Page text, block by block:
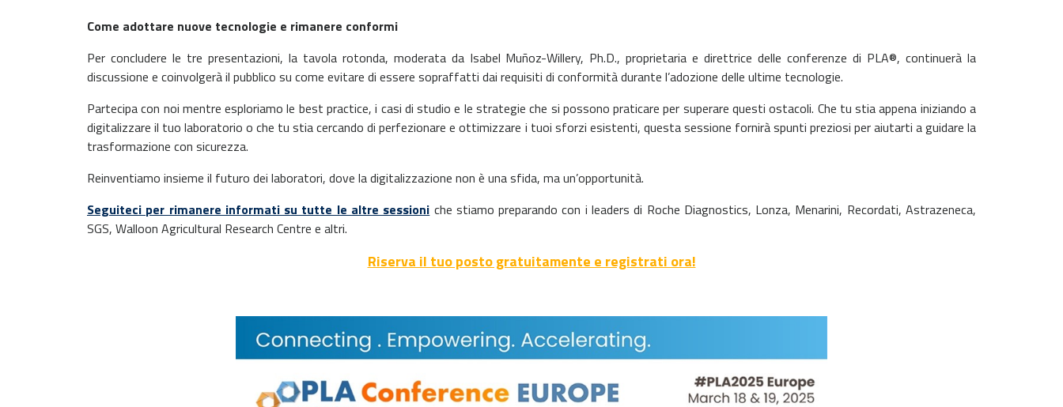
Come adottare nuove tecnologie e rimanere conformi
Per concludere le tre presentazioni, la tavola rotonda, moderata da Isabel Muñoz-Willery, Ph.D., proprietaria e direttrice delle conferenze di PLA®, continuerà la
discussione e coinvolgerà il pubblico su come evitare di essere sopraffatti dai requisiti di conformitàdurante l’adozione delle ultime tecnologie.
Partecipa con noi mentre esploriamo le best practice, i casi di studio e le strategie che si possono praticare per superare questi ostacoli. Che tu stia appena iniziando a
digitalizzare il tuo laboratorio o che tu stia cercando di perfezionare e ottimizzare i tuoi sforzi esistenti, questa sessione fornirà spunti preziosi per aiutarti a guidare la
trasformazione con sicurezza.
Reinventiamo insieme il futuro dei laboratori, dove la digitalizzazione non è una sfida, maun’opportunità.
Seguiteci per rimanere informati su tutte le altre sessioni che stiamo preparando con ileaders di Roche Diagnostics, Lonza, Menarini, Recordati, Astrazeneca,
SGS, Walloon Agricultural Research Centre e altri.
Riserva il tuo posto gratuitamente e registrati ora!